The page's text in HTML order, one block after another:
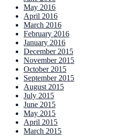
May 2016
April 2016
March 2016
February 2016
January 2016
December 2015
November 2015
October 2015
September 2015
August 2015
July 2015
June 2015
May 2015
April 2015
March 2015